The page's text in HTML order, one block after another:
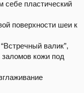
себе пластический
поверхности шеи к
валик”,
кожи под